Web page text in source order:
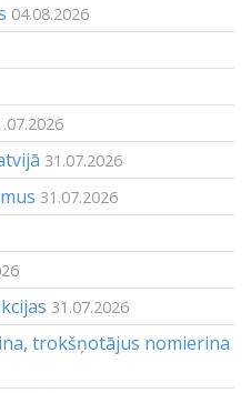
04.08.2026
31.07.2026
31.07.2026
31.07.2026
trokšņotājus nomierina